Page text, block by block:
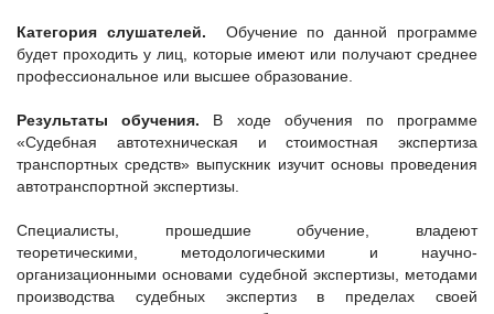
Категория слушателей. Обучение по данной программе
будет проходить у лиц, которые имеют или получают среднее
профессиональное или высшее образование.
Результаты обучения. В ходе обучения по программе
«Cудебная автотехническая и стоимостная экспертиза
транспортных средств» выпускник изучит основы проведения
автотранспортной экспертизы.
Специалисты, прошедшие обучение, владеют
теоретическими, методологическими и научно-
организационными основами судебной экспертизы, методами
производства судебных экспертиз в пределах своей